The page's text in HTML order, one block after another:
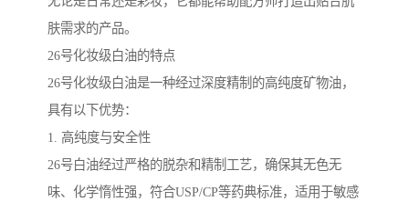
肤需求的产品。
26号化妆级白油的特点
26号化妆级白油是一种经过深度精制的高纯度矿物油，
具有以下优势：
1. 高纯度与安全性
26号白油经过严格的脱杂和精制工艺，确保其无色无
味、化学惰性强，符合USP/CP等药典标准，适用于敏感